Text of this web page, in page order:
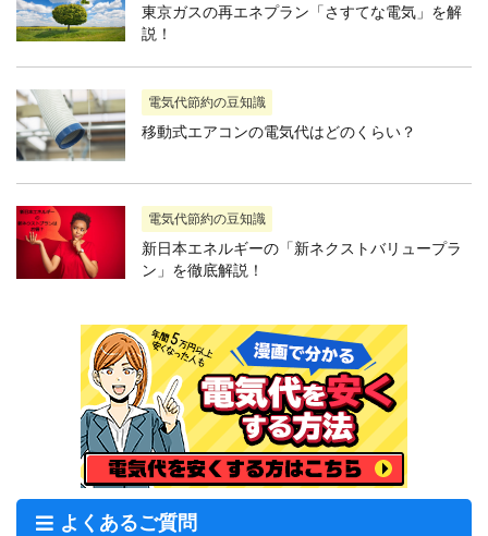
東京ガスの再エネプラン「さすてな電気」を解
説！
電気代節約の豆知識
移動式エアコンの電気代はどのくらい？
電気代節約の豆知識
新日本エネルギーの「新ネクストバリュープラ
ン」を徹底解説！
よくあるご質問